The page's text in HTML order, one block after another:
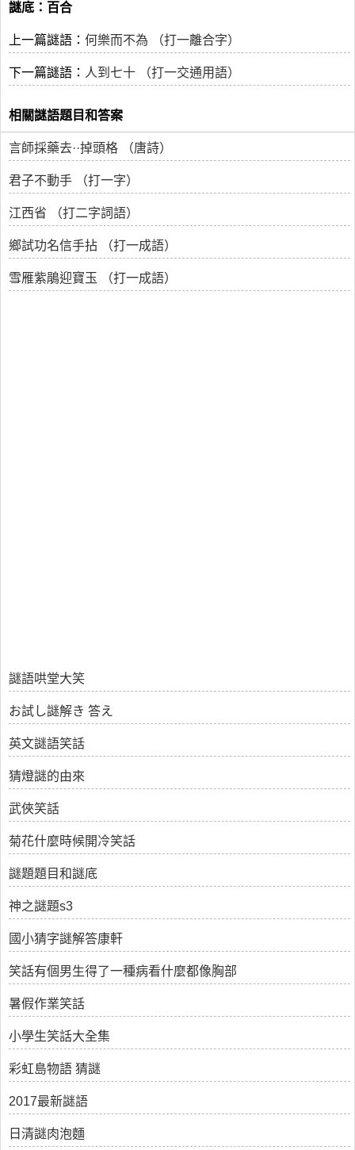
謎底：百合
上一篇謎語： 何樂而不為 （打一離合字）
下一篇謎語： 人到七十 （打一交通用語）
相關謎語題目和答案
言師採藥去··掉頭格 （唐詩）
君子不動手 （打一字）
江西省 （打二字詞語）
鄉試功名信手拈 （打一成語）
雪雁紫鵑迎寶玉 （打一成語）
謎語哄堂大笑
お試し謎解き 答え
英文謎語笑話
猜燈謎的由來
武俠笑話
菊花什麼時候開冷笑話
謎題題目和謎底
神之謎題s3
國小猜字謎解答康軒
笑話有個男生得了一種病看什麼都像胸部
暑假作業笑話
小學生笑話大全集
彩虹島物語 猜謎
2017最新謎語
日清謎肉泡麵